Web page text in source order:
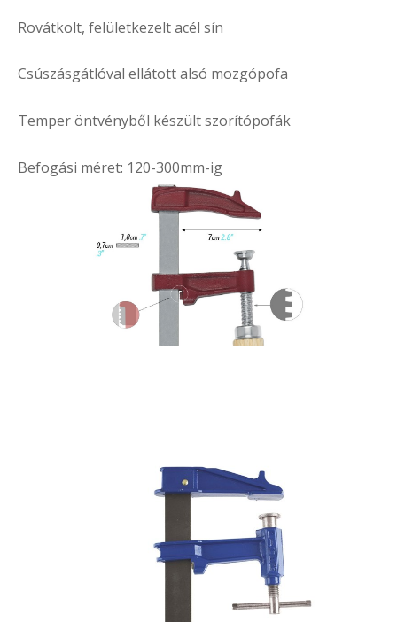
Rovátkolt, felületkezelt acél sín
Csúszásgátlóval ellátott alsó mozgópofa
Temper öntvényből készült szorítópofák
Befogási méret: 120-300mm-ig